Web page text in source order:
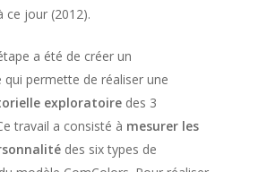
ce jour (2012).
a été de créer un
qui permette de réaliser une
exploratoire des 3
travail a consisté à mesurer les
des six types de